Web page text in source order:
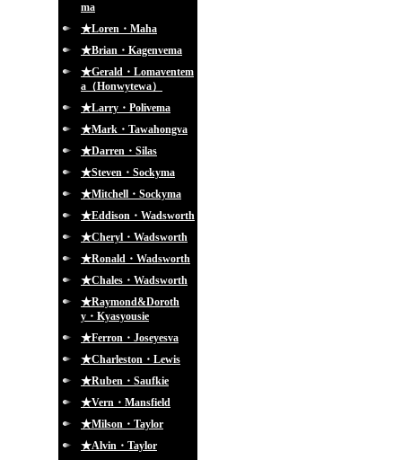
ma
★Loren・Maha
★Brian・Kagenvema
★Gerald・Lomaventem
a（Honwytewa）
★Larry・Polivema
★Mark・Tawahongva
★Darren・Silas
★Steven・Sockyma
★Mitchell・Sockyma
★Eddison・Wadsworth
★Cheryl・Wadsworth
★Ronald・Wadsworth
★Chales・Wadsworth
★Raymond&Doroth
y・Kyasyousie
★Ferron・Joseyesva
★Charleston・Lewis
★Ruben・Saufkie
★Vern・Mansfield
★Milson・Taylor
★Alvin・Taylor